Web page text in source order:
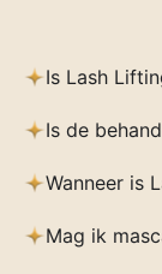
Is Lash
Is de
Wanneer is
Mag ik